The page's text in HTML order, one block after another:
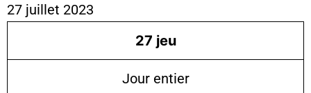
27 juillet 2023
27 jeu
Jour entier